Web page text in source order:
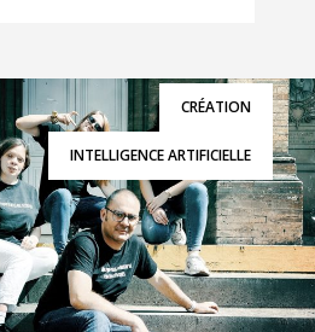
CRÉATION
INTELLIGENCE ARTIFICIELLE